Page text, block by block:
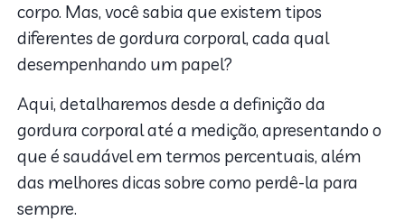
corpo. Mas, você sabia que existem tipos
diferentes de gordura corporal, cada qual
desempenhando um papel?
Aqui, detalharemos desde a definição da
gordura corporal até a medição, apresentando o
que é saudável em termos percentuais, além
das melhores dicas sobre como perdê-la para
sempre.